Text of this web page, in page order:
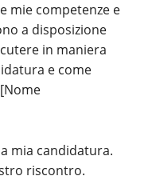
mie competenze e
a disposizione
in maniera
e come
mia candidatura.
riscontro.